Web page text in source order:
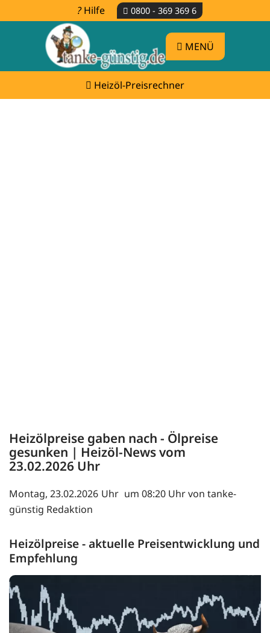
Hilfe 0800 - 369 369 6
MENÜ
Heizöl-Preisrechner
Heizölpreise gaben nach - Ölpreise
gesunken | Heizöl-News vom
23.02.2026
Montag, 23.02.2026
um 08:20 Uhr von tanke-
günstig Redaktion
Heizölpreise - aktuelle Preisentwicklung und
Empfehlung